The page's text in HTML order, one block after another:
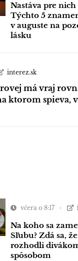
Nastáva pre
Týchto 5
v auguste na
lásku
interez.sk
má vraj
ktorom spieva,
včera o 8:17
Na koho sa
Sľubu? Zdá sa,
rozhodli
spôsobom